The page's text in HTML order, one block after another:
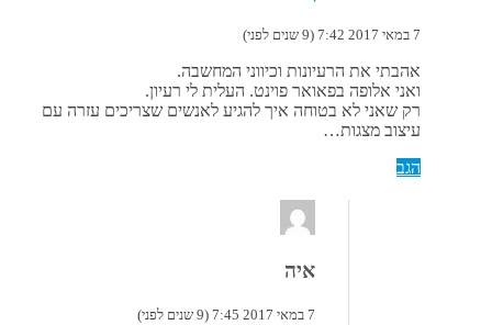
7 במאי 2017 7:42 (9 שנים לפני)
אהבתי את הרעיונות וכיווני המחשבה.
ואני אלופה בפאואר פוינט. העלית לי רעיון.
רק שאני לא בטוחה איך להגיע לאנשים שצריכים עזרה עם
עיצוב מצגות…
הגב
איה
7 במאי 2017 7:45 (9 שנים לפני)